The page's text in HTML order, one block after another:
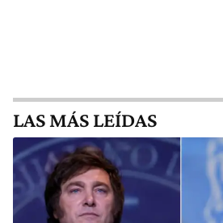
LAS MÁS LEÍDAS